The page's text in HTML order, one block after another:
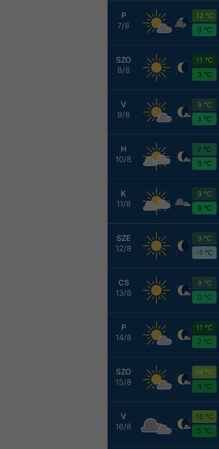
P
7/8
12 °C
0 °C
SZO
8/8
11 °C
3 °C
V
9/8
9 °C
1 °C
H
10/8
7 °C
0 °C
K
11/8
9 °C
0 °C
SZE
12/8
9 °C
-1 °C
CS
13/8
9 °C
0 °C
P
14/8
11 °C
2 °C
SZO
15/8
14 °C
4 °C
V
16/8
15 °C
5 °C